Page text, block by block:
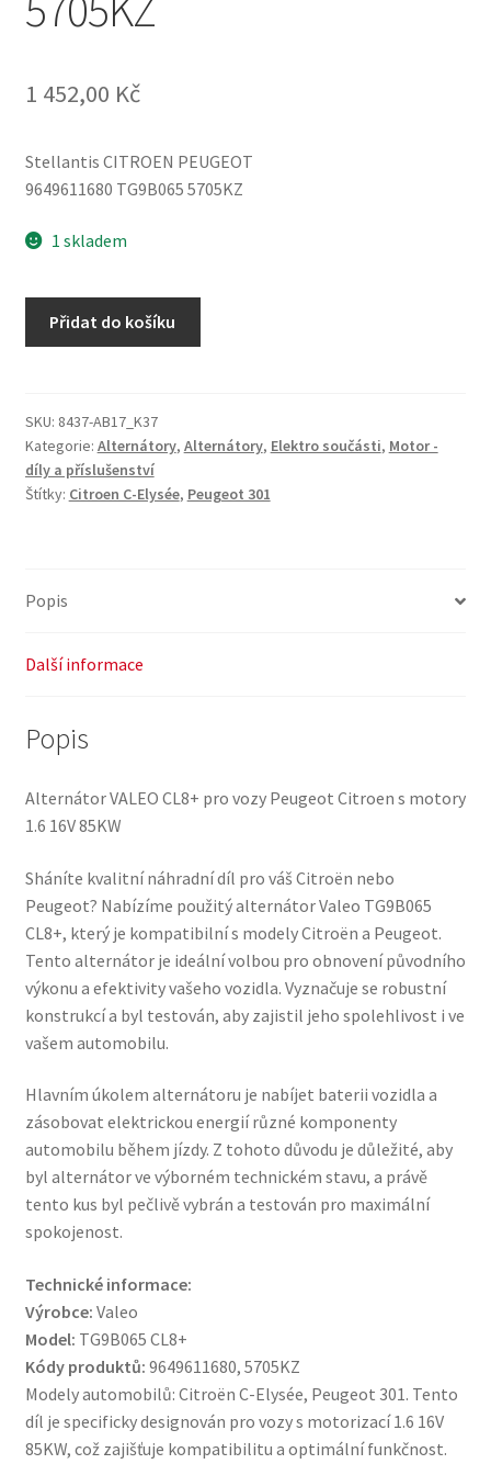
1 452,00 Kč
Stellantis CITROEN PEUGEOT
9649611680 TG9B065 5705KZ
1 skladem
Citroën
Peugeot
9649611680
5705KZ
Přidat do košíku
SKU: 8437-AB17_K37
Kategorie: Alternátory, Alternátory, Elektro součásti, Motor -
díly a příslušenství
Štítky: Citroen C-Elysée, Peugeot 301
Popis
Další informace
Popis
Alternátor VALEO CL8+ pro vozy Peugeot Citroen s motory
1.6 16V 85KW
Sháníte kvalitní náhradní díl pro váš Citroën nebo
Peugeot? Nabízíme použitý alternátor Valeo TG9B065
CL8+, který je kompatibilní s modely Citroën a Peugeot.
Tento alternátor je ideální volbou pro obnovení původního
výkonu a efektivity vašeho vozidla. Vyznačuje se robustní
konstrukcí a byl testován, aby zajistil jeho spolehlivost i ve
vašem automobilu.
Hlavním úkolem alternátoru je nabíjet baterii vozidla a
zásobovat elektrickou energií různé komponenty
automobilu během jízdy. Z tohoto důvodu je důležité, aby
byl alternátor ve výborném technickém stavu, a právě
tento kus byl pečlivě vybrán a testován pro maximální
spokojenost.
Technické informace:
Výrobce: Valeo
Model: TG9B065 CL8+
Kódy produktů: 9649611680, 5705KZ
Modely automobilů: Citroën C-Elysée, Peugeot 301. Tento
díl je specificky designován pro vozy s motorizací 1.6 16V
85KW, což zajišťuje kompatibilitu a optimální funkčnost.